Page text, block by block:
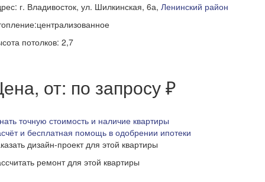
г. Владивосток, ул. Шилкинская, 6а, Ленинский район
потолков: 2,7
от: по запросу ₽
точную стоимость и наличие квартиры
и бесплатная помощь в одобрении ипотеки
дизайн-проект для этой квартиры
ремонт для этой квартиры